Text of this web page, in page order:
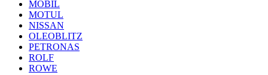
MOBIL
MOTUL
NISSAN
OLEOBLITZ
PETRONAS
ROLF
ROWE